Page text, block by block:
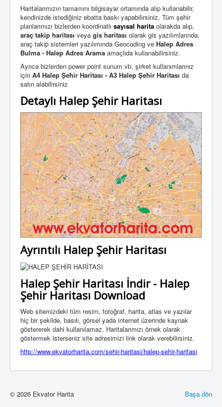
Haritalarımızın tamamını bilgisayar ortamında alıp kullanabilir,
kendinizde istediğiniz ebatta baskı yapabilirsiniz, Tüm şehir
planlarımızı bizlerden koordinatlı sayısal harita olarakda alıp,
araç takip haritası veya gis haritası olarak gis yazılımlarında,
araç takip sistemleri yazılımında Geocoding ve Halep Adres
Bulma - Halep Adres Arama amaçlıda kullanabilirsiniz.
Ayrıca bizlerden power point sunum vb. şirket kullanımlarınız
için A4 Halep Şehir Haritası - A3 Halep Şehir Haritası da
satın alabilirsiniz
Detaylı Halep Şehir Haritası
Ayrıntılı Halep Şehir Haritası
Halep Şehir Haritası İndir - Halep
Şehir Haritası Download
Web sitemizdeki tüm resim, fotoğraf, harita, atlas ve yazılar
hiç bir şekilde, basılı, görsel yada internet üzerinde kaynak
göstererek dahi kullanılamaz. Haritalarımızı örnek olarak
göstermek isterseniz site adresimizi link olarak verebilirsiniz.
http://www.ekvatorharita.com/sehir-haritasi/halep-sehir-haritasi
Başa dön
© 2026 Ekvator Harita